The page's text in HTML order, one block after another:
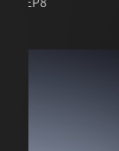
欧
欧
欧